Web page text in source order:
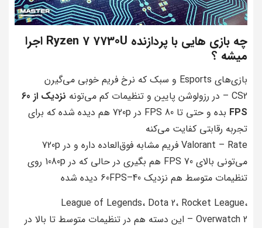
چه بازی هایی با پردازنده Ryzen 7 7730U اجرا
میشه ؟
بازی‌های Esports و سبک که نرخ فریم خوبی می‌گیرن
CS2 – در رزولوشن پایین و تنظیمات کم می‌تونه
نزدیک از 60
FPS
بده و حتی تا 80 FPS در 720p هم دیده شده ‌که برای
تجربه رقابتی کفایت می‌کنه
Valorant – Rate فریم مشابه فوق‌العاده داره و در 720p
می‌تونی بالای 70 FPS هم بگیری در حالی که در 1080p روی
تنظیمات متوسط هم نزدیک 40–60FPS دیده شده
League of Legends، Dota 2، Rocket League،
Overwatch 2 – این دسته هم در تنظیمات متوسط تا بالا در